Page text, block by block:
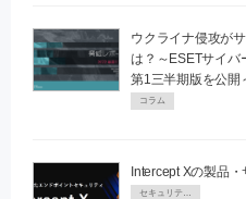
ウクライナ侵攻が
は？～ESETサイバ
第1三半期版を公開
コラム
Intercept Xの製品・
セキュリティPR